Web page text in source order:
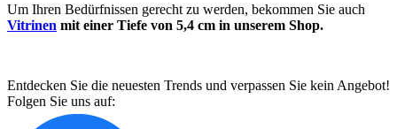
Um Ihren Bedürfnissen gerecht zu werden, bekommen Sie auch
Vitrinen mit einer Tiefe von 5,4 cm in unserem Shop.
Entdecken Sie die neuesten Trends und verpassen Sie kein Angebot!
Folgen Sie uns auf: